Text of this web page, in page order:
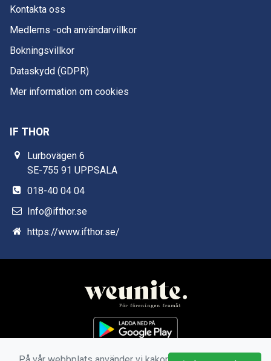
Kontakta oss
Medlems -och användarvillkor
Bokningsvillkor
Dataskydd (GDPR)
Mer information om cookies
IF THOR
Lurbovägen 6
SE-755 91 UPPSALA
018-40 04 04
Info@ifthor.se
https://www.ifthor.se/